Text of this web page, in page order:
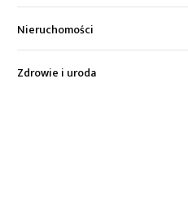
Nieruchomości
Zdrowie i uroda